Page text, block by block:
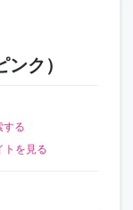
ク）
する
トを見る